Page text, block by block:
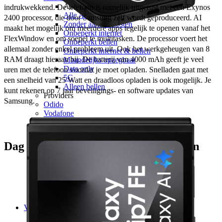
Alle categorieën
Alle Alle categorieën
Zonder aansluitkosten
Onbeperkt internet
Onbeperkt bellen
Onbeperkt internet & bellen
Maandelijks opzegbaar
Data only
5G
Alleen bellen
Providers
Odido
Vodafone
KPN
hollandsnieuwe
Ben
Verlengen
indrukwekkend. De telefoon is namelijk uitgerust met een Exynos
2400 processor, die door Samsung zelf wordt geproduceerd. AI
maakt het mogelijk om meerdere apps tegelijk te openen vanaf het
FlexWindow en om soepel te multitasken. De processor voert het
allemaal zonder enkel probleem uit. Ook het werkgeheugen van 8
RAM draagt hieraan bij. De batterij van 4000 mAh geeft je veel
uren met de telefoon voordat je moet opladen. Snelladen gaat met
een snelheid van 25 Watt en draadloos opladen is ook mogelijk. Je
kunt rekenen op 7 jaar beveiligings- en software updates van
Samsung.
Dag en nacht, razendsnel foto’s maken